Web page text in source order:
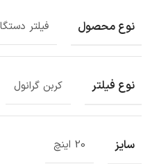
نوع محصول فیلتر
نوع فیلتر کربن گرانول
سایز 20 اینچ